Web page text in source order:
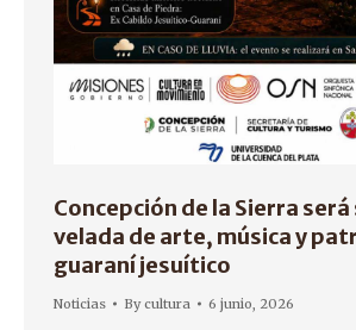
Concepción de la Sierra será
velada de arte, música y
guaraní jesuítico
Noticias Bycultura 6 junio, 2026